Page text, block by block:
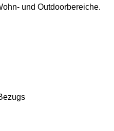
und Outdoorbereiche.